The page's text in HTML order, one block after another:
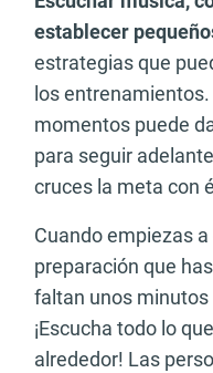
establecer
estrategias que
los
momentos puede
para seguir
cruces la meta con
Cuando empiezas
preparación que
faltan unos
¡Escucha todo lo
alrededor! Las